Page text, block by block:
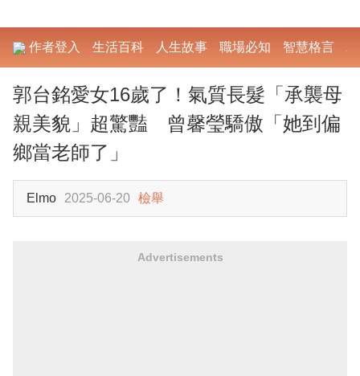
作者登入 生活百科 人生故事 職場必知 智慧格言
郭台銘愛女16歲了！氣質長髮「承襲母
親美貌」超驚豔 曾馨瑩驕傲「她到偏
鄉當老師了」
Elmo 2025-06-20 檢舉
Advertisements